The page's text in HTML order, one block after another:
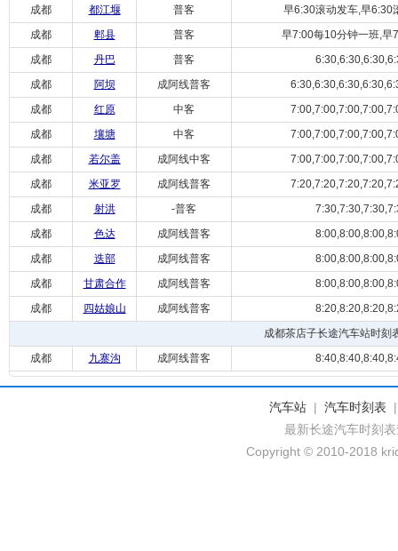
成都
都江堰 普客
早6:30滚动发车,早6:30
成都
郫县 普客
早7:00每10分钟一班,早
成都
丹巴 普客
成都
阿坝 成阿线普客
成都
红原 中客
成都
壤塘 中客
成都
若尔盖 成阿线中客
成都
米亚罗 成阿线普客
成都
射洪 -普客
成都
色达 成阿线普客
成都
迭部 成阿线普客
成都
甘肃合作 成阿线普客
成都
四姑娘山 成阿线普客
成都茶店子长途汽车站时刻
成都
九寨沟 成阿线普客
汽车站 | 汽车时刻表
最新长途汽车时刻
Copyright © 2010-2018